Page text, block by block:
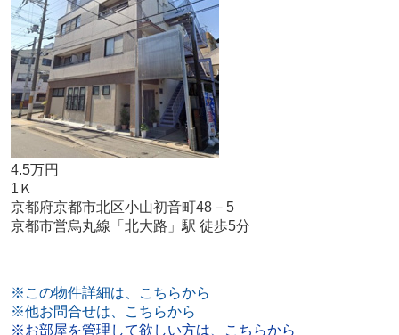
4.5万円
1Ｋ
京都府京都市北区小山初音町48－5
京都市営烏丸線「北大路」駅 徒歩5分
※この物件詳細は、こちらから
※他お問合せは、こちらから
※お部屋を管理して欲しい方は、こちらから